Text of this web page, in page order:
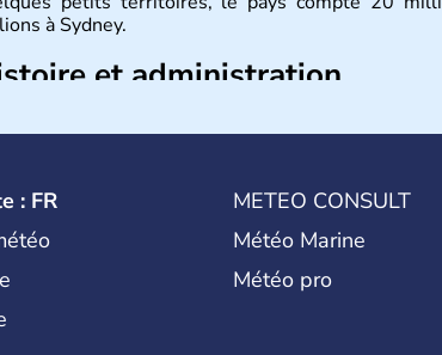
à Sydney.
et administration
une terre d'émigration européenne. La
appartenance le 26 janvier 1788, désormais
Cette monarchie constitutionnelle est
: FR
METEO CONSULT
Météo Marine
Météo pro